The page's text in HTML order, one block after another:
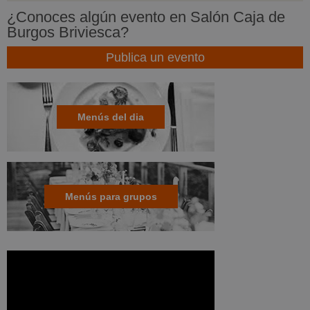
¿Conoces algún evento en Salón Caja de
Burgos Briviesca?
Publica un evento
Menús del dia
Menús para grupos